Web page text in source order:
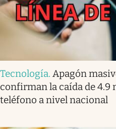
Tecnología. Apagón
confirman la caída de 4.9
teléfono a nivel nacional